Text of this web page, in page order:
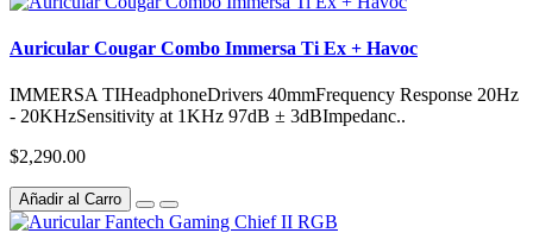
Auricular Cougar Combo Immersa Ti Ex + Havoc
IMMERSA TIHeadphoneDrivers 40mmFrequency Response 20Hz
- 20KHzSensitivity at 1KHz 97dB ± 3dBImpedanc..
$2,290.00
Añadir al Carro